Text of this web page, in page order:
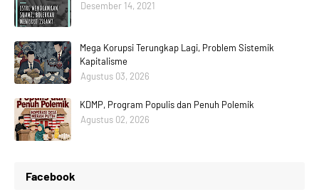
Desember 14, 2021
Mega Korupsi Terungkap Lagi, Problem Sistemik
Kapitalisme
Agustus 03, 2026
KDMP, Program Populis dan Penuh Polemik
Agustus 02, 2026
Facebook